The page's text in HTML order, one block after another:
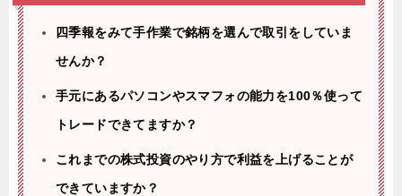
四季報をみて手作業で銘柄を選んで取引をしていま
せんか？
手元にあるパソコンやスマフォの能力を100％使って
トレードできてますか？
これまでの株式投資のやり方で利益を上げることが
できていますか？